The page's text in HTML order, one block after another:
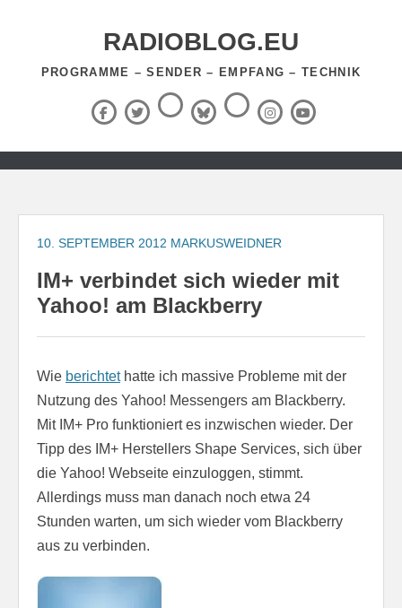
RADIOBLOG.EU
PROGRAMME – SENDER – EMPFANG – TECHNIK
Facebook
X
(Twitter)
ThreadsBlueSky
RSS-
Feed InstagramYouTube
Zum
springen
10. SEPTEMBER 2012 MARKUSWEIDNER
IM+ verbindet sich wieder mit
Yahoo! am Blackberry
Wie berichtethatte ich massive Probleme mit der
Nutzung des Yahoo! Messengers am Blackberry.
Mit IM+ Pro funktioniert es inzwischen wieder. Der
Tipp des IM+ Herstellers Shape Services, sich über
die Yahoo! Webseite einzuloggen, stimmt.
Allerdings muss man danach noch etwa 24
Stunden warten, um sich wieder vom Blackberry
aus zu verbinden.